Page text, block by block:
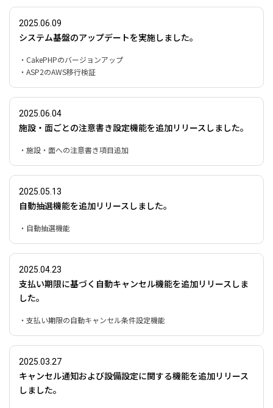
2025.06.09
システム基盤のアップデートを実施しました。
・CakePHPのバージョンアップ
・ASP2のAWS移行検証
2025.06.04
施設・面ごとの注意書き設定機能を追加リリースしました。
・施設・面への注意書き項目追加
2025.05.13
自動抽選機能を追加リリースしました。
・自動抽選機能
2025.04.23
支払い期限に基づく自動キャンセル機能を追加リリースしま
した。
・支払い期限の自動キャンセル条件設定機能
2025.03.27
キャンセル通知および設備設定に関する機能を追加リリース
しました。